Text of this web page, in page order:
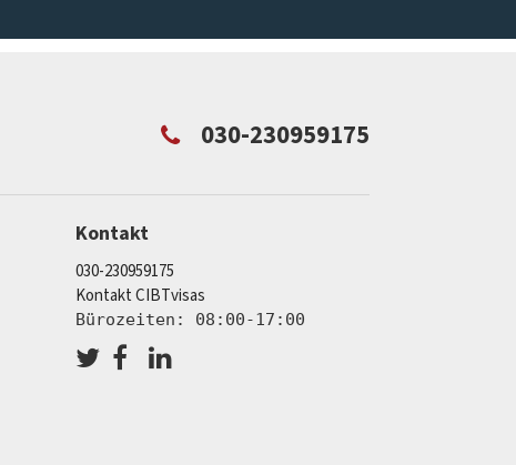
030-230959175
Kontakt
030-230959175
Kontakt CIBTvisas
Bürozeiten: 08:00-17:00